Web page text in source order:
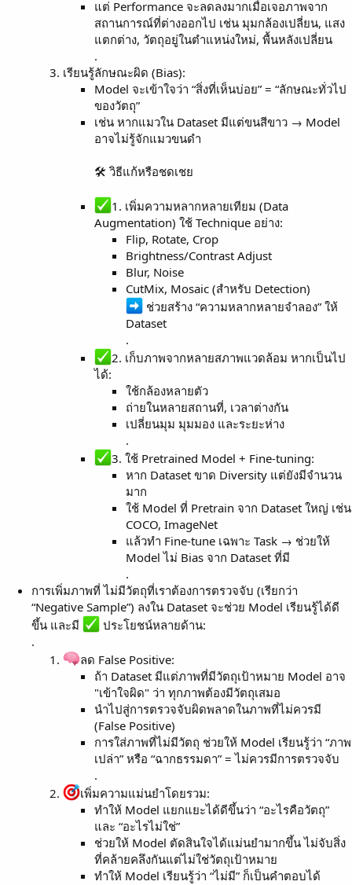
แต่ Performance จะลดลงมากเมื่อเจอภาพจาก
สถานการณ์ที่ต่างออกไป เช่น มุมกล้องเปลี่ยน, แสง
แตกต่าง, วัตถุอยู่ในตำแหน่งใหม่, พื้นหลังเปลี่ยน
.
เรียนรู้ลักษณะผิด (Bias):
Model จะเข้าใจว่า “สิ่งที่เห็นบ่อย” = “ลักษณะทั่วไป
ของวัตถุ”
เช่น หากแมวใน Dataset มีแต่ขนสีขาว → Model
อาจไม่รู้จักแมวขนดำ
🛠 วิธีแก้หรือชดเชย
1. เพิ่มความหลากหลายเทียม (Data
Augmentation) ใช้ Technique อย่าง:
Flip, Rotate, Crop
Brightness/Contrast Adjust
Blur, Noise
CutMix, Mosaic (สำหรับ Detection)
ช่วยสร้าง “ความหลากหลายจำลอง” ให้
Dataset
.
2. เก็บภาพจากหลายสภาพแวดล้อม หากเป็นไป
ได้:
ใช้กล้องหลายตัว
ถ่ายในหลายสถานที่, เวลาต่างกัน
เปลี่ยนมุม มุมมอง และระยะห่าง
.
3. ใช้ Pretrained Model + Fine-tuning:
หาก Dataset ขาด Diversity แต่ยังมีจำนวน
มาก
ใช้ Model ที่ Pretrain จาก Dataset ใหญ่ เช่น
COCO, ImageNet
แล้วทำ Fine-tune เฉพาะ Task → ช่วยให้
Model ไม่ Bias จาก Dataset ที่มี
.
การเพิ่มภาพที่ ไม่มีวัตถุที่เราต้องการตรวจจับ (เรียกว่า
“Negative Sample”) ลงใน Dataset จะช่วย Model เรียนรู้ได้ดี
ขึ้น และมี
ประโยชน์หลายด้าน:
.
ลด False Positive:
ถ้า Dataset มีแต่ภาพที่มีวัตถุเป้าหมาย Model อาจ
"เข้าใจผิด" ว่า ทุกภาพต้องมีวัตถุเสมอ
นำไปสู่การตรวจจับผิดพลาดในภาพที่ไม่ควรมี
(False Positive)
การใส่ภาพที่ไม่มีวัตถุ ช่วยให้ Model เรียนรู้ว่า “ภาพ
เปล่า” หรือ “ฉากธรรมดา” = ไม่ควรมีการตรวจจับ
.
เพิ่มความแม่นยำโดยรวม:
ทำให้ Model แยกแยะได้ดีขึ้นว่า “อะไรคือวัตถุ”
และ “อะไรไม่ใช่”
ช่วยให้ Model ตัดสินใจได้แม่นยำมากขึ้น ไม่จับสิ่ง
ที่คล้ายคลึงกันแต่ไม่ใช่วัตถุเป้าหมาย
ทำให้ Model เรียนรู้ว่า “ไม่มี” ก็เป็นคำตอบได้